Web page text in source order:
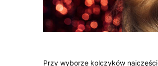
Przy wyborze kolczyków